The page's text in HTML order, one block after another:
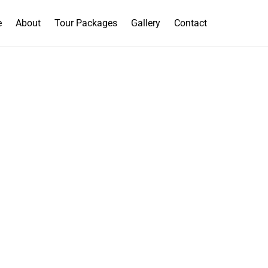
About Tour Packages Gallery Contact